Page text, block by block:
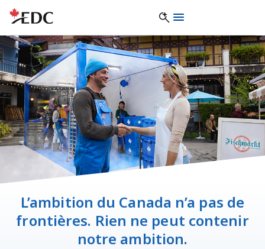
L’ambition du Canada n’a pas de
frontières. Rien ne peut contenir
notre ambition.